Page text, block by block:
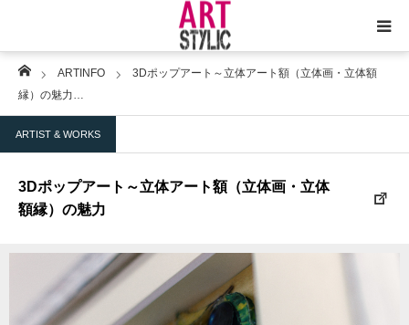
HomeARTINFO
3Dポップアート～立体アート額（立体画・立体額
縁）の魅力…
ARTIST & WORKS
3Dポップアート～立体アート額（立体画・立体
額縁）の魅力
トップ
ARTSTYLIC
アートとは何か？
アートと暮らし